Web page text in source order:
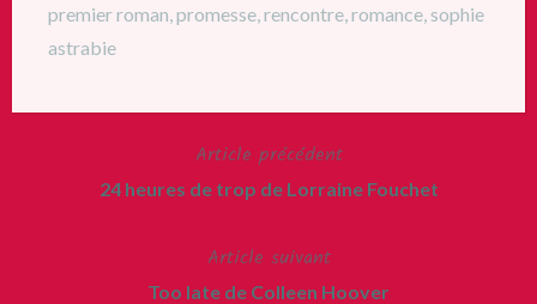
premier roman promesse rencontre romance sophie
astrabie
Article précédent
24 heures de trop de Lorraine Fouchet
Article suivant
Too late de Colleen Hoover